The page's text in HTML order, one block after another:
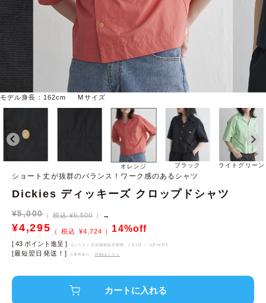
モデル身長：162cm Mサイズ
オレンジ ブラック ライトグリーン
ショート丈が抜群のバランス！ワーク感のあるシャツ
Dickies ディッキーズ クロップドシャツ
¥5,000 税込 ¥5,500 →
¥4,295 ¥4,724 14%off
[ 43 ポイント進呈 ] 【シーズン当初価格販売期間 1月1日 ～ 3月16日 】
[最短翌日発送！] ※条件あり、 詳細はこちら